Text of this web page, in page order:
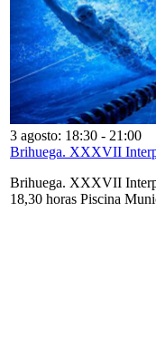
3 agosto: 18:30 - 21:00
Brihuega. XXXVII
Brihuega. XXXVII
18,30 horas Piscina